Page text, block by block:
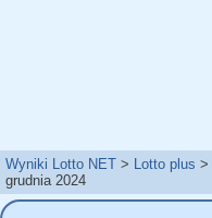
Wyniki Lotto NET Lotto plus
grudnia 2024